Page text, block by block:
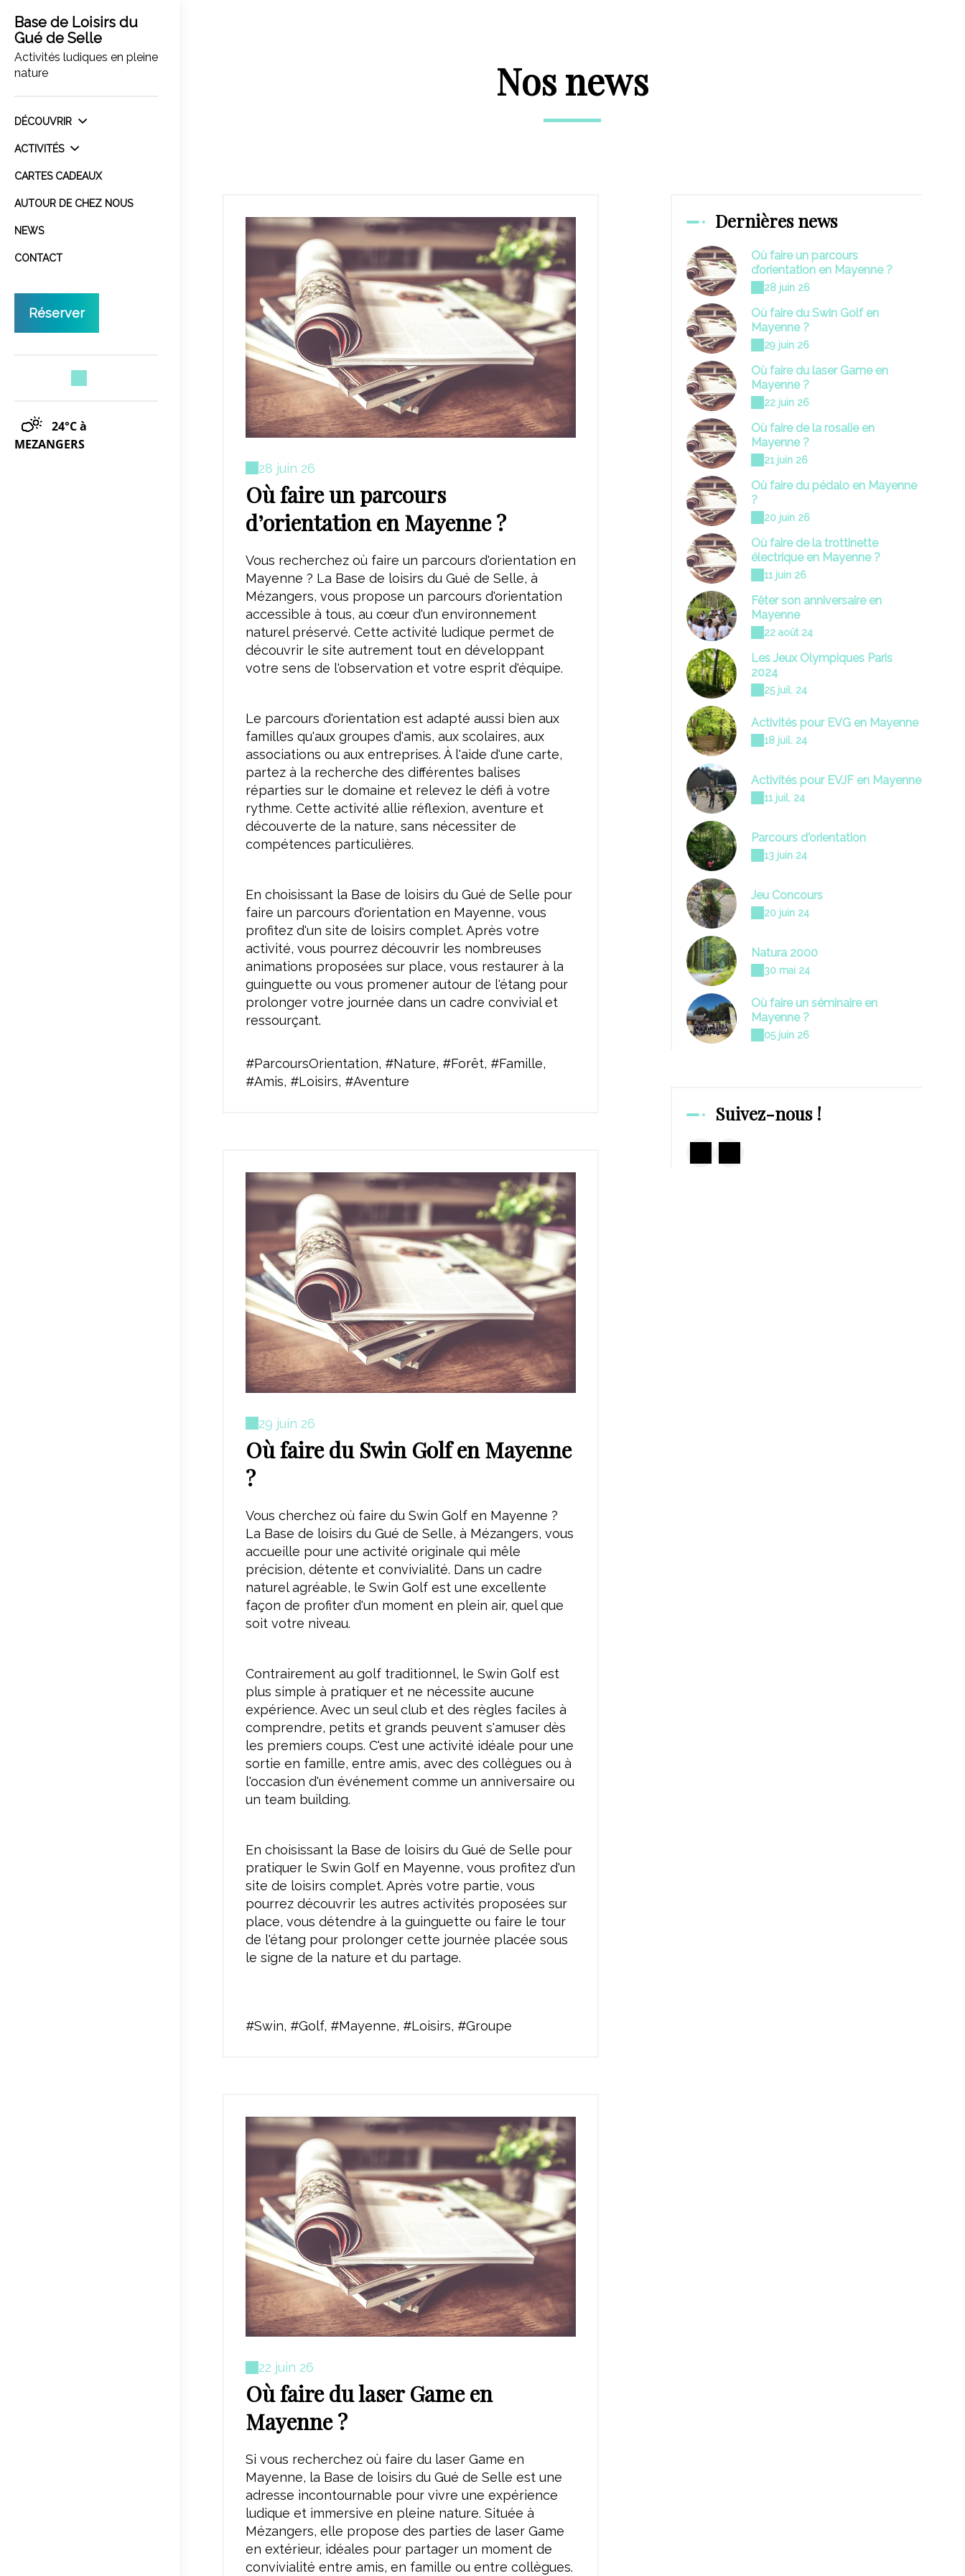
Base de Loisirs du
Gué de Selle
Activités ludiques en pleine
nature
DÉCOUVRIR
ACTIVITÉS
CARTES CADEAUX
AUTOUR DE CHEZ NOUS
NEWS
CONTACT
Réserver
24°Cà
MEZANGERS
Nos news
28 juin 26
Où faire un parcours
d’orientation en Mayenne ?
Vous recherchez où faire un parcours d'orientation en
Mayenne ? La Base de loisirs du Gué de Selle, à
Mézangers, vous propose un parcours d'orientation
accessible à tous, au cœur d'un environnement
naturel préservé. Cette activité ludique permet de
découvrir le site autrement tout en développant
votre sens de l'observation et votre esprit d'équipe.
Le parcours d'orientation est adapté aussi bien aux
familles qu'aux groupes d'amis, aux scolaires, aux
associations ou aux entreprises. À l'aide d'une carte,
partez à la recherche des différentes balises
réparties sur le domaine et relevez le défi à votre
rythme. Cette activité allie réflexion, aventure et
découverte de la nature, sans nécessiter de
compétences particulières.
En choisissant la Base de loisirs du Gué de Selle pour
faire un parcours d'orientation en Mayenne, vous
profitez d'un site de loisirs complet. Après votre
activité, vous pourrez découvrir les nombreuses
animations proposées sur place, vous restaurer à la
guinguette ou vous promener autour de l'étang pour
prolonger votre journée dans un cadre convivial et
ressourçant.
#ParcoursOrientation, #Nature, #Forêt, #Famille,
#Amis, #Loisirs, #Aventure
29 juin 26
Où faire du Swin Golf en Mayenne
?
Vous cherchez où faire du Swin Golf en Mayenne ?
La Base de loisirs du Gué de Selle, à Mézangers, vous
accueille pour une activité originale qui mêle
précision, détente et convivialité. Dans un cadre
naturel agréable, le Swin Golf est une excellente
façon de profiter d'un moment en plein air, quel que
soit votre niveau.
Contrairement au golf traditionnel, le Swin Golf est
plus simple à pratiquer et ne nécessite aucune
expérience. Avec un seul club et des règles faciles à
comprendre, petits et grands peuvent s'amuser dès
les premiers coups. C'est une activité idéale pour une
sortie en famille, entre amis, avec des collègues ou à
l'occasion d'un événement comme un anniversaire ou
un team building.
En choisissant la Base de loisirs du Gué de Selle pour
pratiquer le Swin Golf en Mayenne, vous profitez d'un
site de loisirs complet. Après votre partie, vous
pourrez découvrir les autres activités proposées sur
place, vous détendre à la guinguette ou faire le tour
de l'étang pour prolonger cette journée placée sous
le signe de la nature et du partage.
#Swin, #Golf, #Mayenne, #Loisirs, #Groupe
22 juin 26
Où faire du laser Game en
Mayenne ?
Si vous recherchez où faire du laser Game en
Mayenne, la Base de loisirs du Gué de Selle est une
adresse incontournable pour vivre une expérience
ludique et immersive en pleine nature. Située à
Mézangers, elle propose des parties de laser Game
en extérieur, idéales pour partager un moment de
convivialité entre amis, en famille ou entre collègues.
Dernières news
Où faire un parcours
d’orientation en Mayenne ?
28 juin 26
Où faire du Swin Golf en
Mayenne ?
29 juin 26
Où faire du laser Game en
Mayenne ?
22 juin 26
Où faire de la rosalie en
Mayenne ?
21 juin 26
Où faire du pédalo en Mayenne
?
20 juin 26
Où faire de la trottinette
électrique en Mayenne ?
11 juin 26
Fêter son anniversaire en
Mayenne
22 août 24
Les Jeux Olympiques Paris
2024
25 juil. 24
Activités pour EVG en Mayenne
18 juil. 24
Activités pour EVJF en Mayenne
11 juil. 24
Parcours d'orientation
13 juin 24
Jeu Concours
20 juin 24
Natura 2000
30 mai 24
Où faire un séminaire en
Mayenne ?
05 juin 26
Suivez-nous !